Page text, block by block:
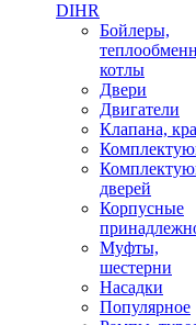
DIHR
Бойлеры,
котлы
Двери
Двигатели
Клапана,
дверей
Корпусные
Муфты,
шестерни
Насадки
Популярное